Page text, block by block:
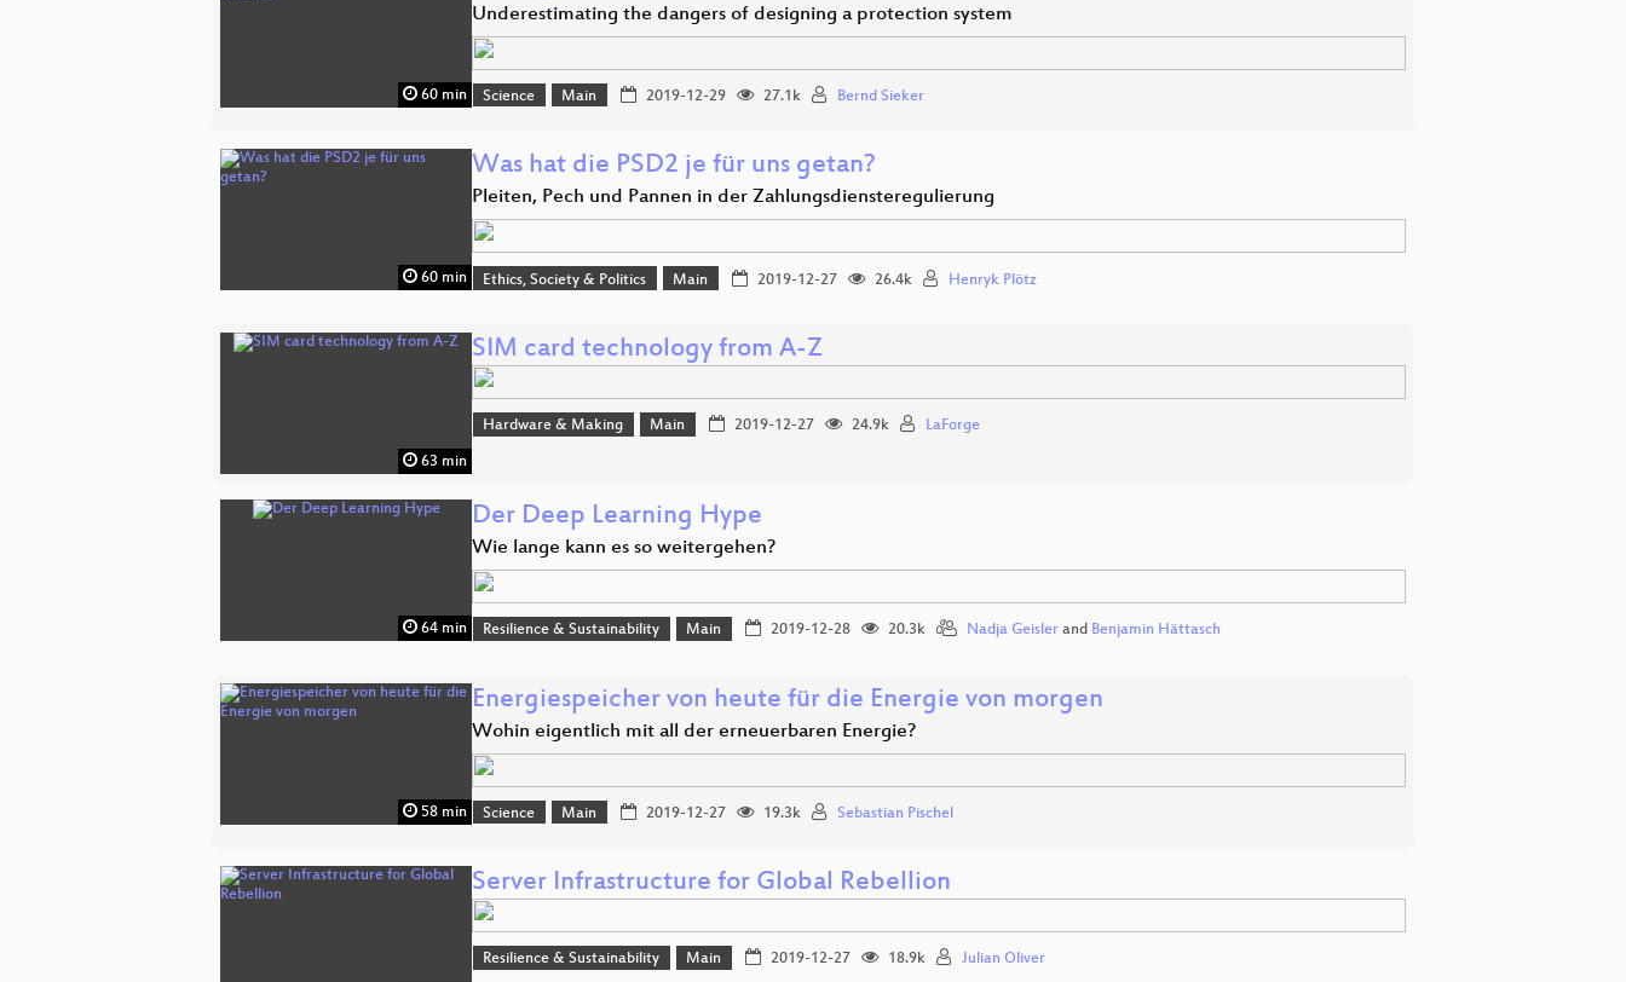
60 min
Underestimating the dangers of designing a protection system
Science Main 2019-12-29 27.1k Bernd Sieker
60 min
Was hat die PSD2 je für uns getan?
Pleiten, Pech und Pannen in der Zahlungsdiensteregulierung
Ethics, Society & Politics Main 2019-12-27 26.4k Henryk Plötz
63 min
SIM card technology from A-Z
Hardware & Making Main 2019-12-27 24.9k LaForge
64 min
Der Deep Learning Hype
Wie lange kann es so weitergehen?
Resilience & Sustainability Main 2019-12-28 20.3k Nadja Geislerand Benjamin Hättasch
58 min
Energiespeicher von heute für die Energie von morgen
Wohin eigentlich mit all der erneuerbaren Energie?
Science Main 2019-12-27 19.3k Sebastian Pischel
Server Infrastructure for Global Rebellion
Resilience & Sustainability Main 2019-12-27 18.9k Julian Oliver